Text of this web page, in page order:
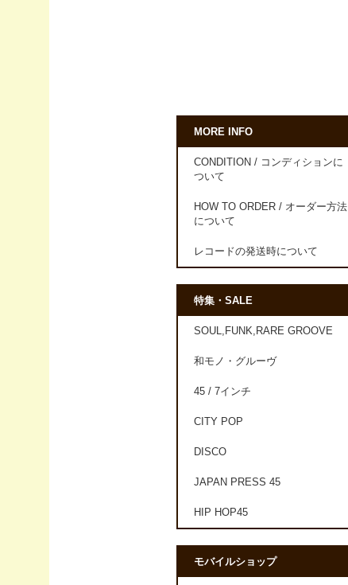
MORE INFO
CONDITION / コンディションに
ついて
HOW TO ORDER / オーダー方法
について
レコードの発送時について
特集・SALE
SOUL,FUNK,RARE GROOVE
和モノ・グルーヴ
45 / 7インチ
CITY POP
DISCO
JAPAN PRESS 45
HIP HOP45
モバイルショップ